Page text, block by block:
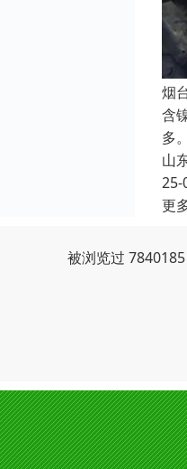
烟
含
多
山
25-
更
被浏览过